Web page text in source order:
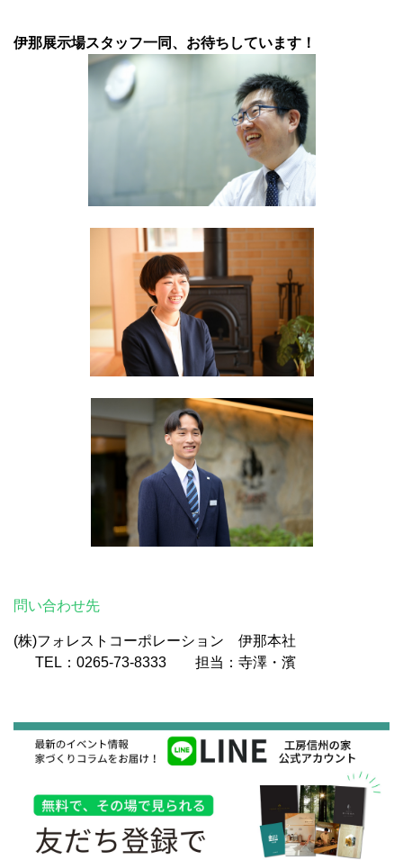
伊那展示場スタッフ一同、お待ちしています！
問い合わせ先
(株)フォレストコーポレーション 伊那本社
TEL：0265-73-8333 担当：寺澤・濱